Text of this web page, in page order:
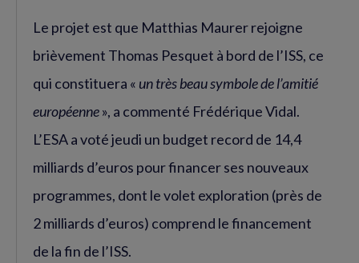
Le projet est que Matthias Maurer rejoigne
brièvement Thomas Pesquet à bord de l’ISS, ce
qui constituera « un très beau symbole de l’amitié
européenne», a commenté Frédérique Vidal.
L’ESA a voté jeudi un budget record de 14,4
milliards d’euros pour financer ses nouveaux
programmes, dont le volet exploration (près de
2 milliards d’euros) comprend le financement
de la fin de l’ISS.